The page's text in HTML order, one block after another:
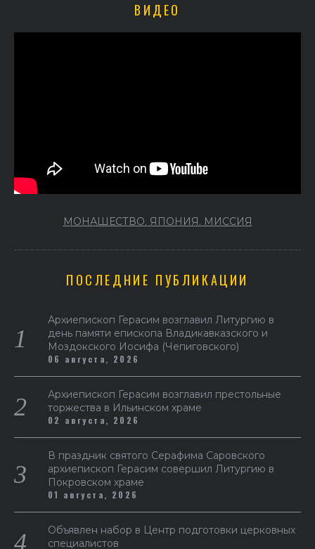
ВИДЕО
МОНАШЕСТВО. ЯПОНИЯ. МИССИЯ
ПОСЛЕДНИЕ ПУБЛИКАЦИИ
Архиепископ Герасим возглавил Литургию в
день памяти епископа Владикавказского и
Моздокского Иосифа (Чепиговского)
06 августа, 2026
Архиепископ Герасим возглавил престольные
торжества в Ильинском храме
02 августа, 2026
В праздник святого Серафима Саровского
архиепископ Герасим совершил Литургию в
Покровском храме
01 августа, 2026
Объявлен набор в Центр подготовки церковных
специалистов